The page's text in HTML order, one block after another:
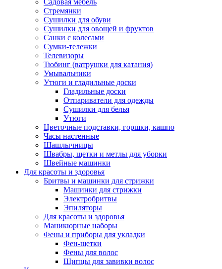
Садовая мебель
Стремянки
Сушилки для обуви
Сушилки для овощей и фруктов
Санки с колесами
Сумки-тележки
Телевизоры
Тюбинг (ватрушки для катания)
Умывальники
Утюги и гладильные доски
Гладильные доски
Отпариватели для одежды
Сушилки для белья
Утюги
Цветочные подставки, горшки, кашпо
Часы настенные
Шашлычницы
Швабры, щетки и метлы для уборки
Швейные машинки
Для красоты и здоровья
Бритвы и машинки для стрижки
Машинки для стрижки
Электробритвы
Эпиляторы
Для красоты и здоровья
Маникюрные наборы
Фены и приборы для укладки
Фен-щетки
Фены для волос
Щипцы для завивки волос